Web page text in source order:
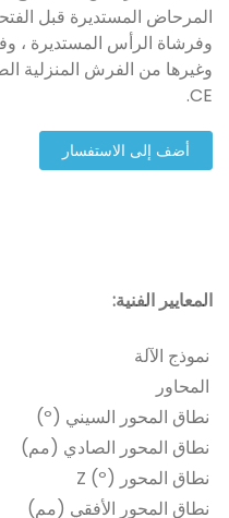
المرحاض المستديرة قبل
وفرشاة الرأس المستديرة ،
وغيرها من الفرش المنزلية
CE.
أضف إلى الاستفسار
المعايير الفنية:
نموذج الآلة
المحاور
نطاق المحور السيني (º)
نطاق المحور الصادي (مم)
نطاق المحور Z (º)
نطاق المحور الأفقي (مم)